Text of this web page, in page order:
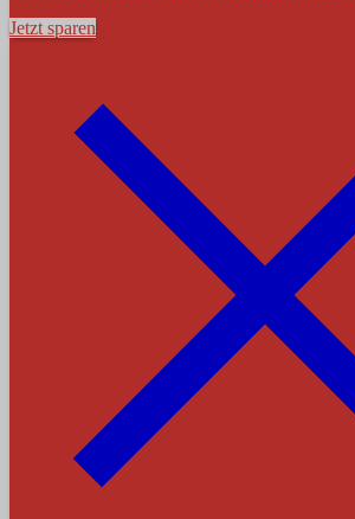
Jetzt sparen